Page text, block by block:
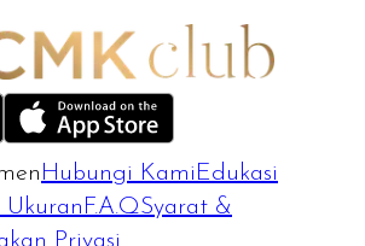
Hubungi Kami Edukasi
Ukuran F.A.QSyarat &